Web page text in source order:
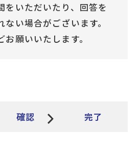
をいただいたり、回答を
ない場合がございます。
お願いいたします。
確認 完了